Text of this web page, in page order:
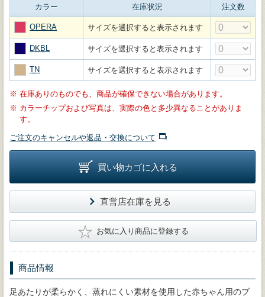
カラー 在庫状況 注文数
OPERA サイズを選択すると表示されます
DKBL サイズを選択すると表示されます
TN サイズを選択すると表示されます
※ 在庫ありのものでも、商品が確保できない場合があります。
※ カラーチップおよび写真は、実際の色と多少異なることがありま
す。
ご注文のキャンセルや返品・交換について
買い物カゴに入れる
直営店在庫を見る
★ お気に入り商品に登録する
商品情報
足あたりが柔らかく、蒸れにくい素材を使用した赤ちゃん用のブ